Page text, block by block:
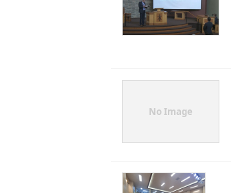
No Image